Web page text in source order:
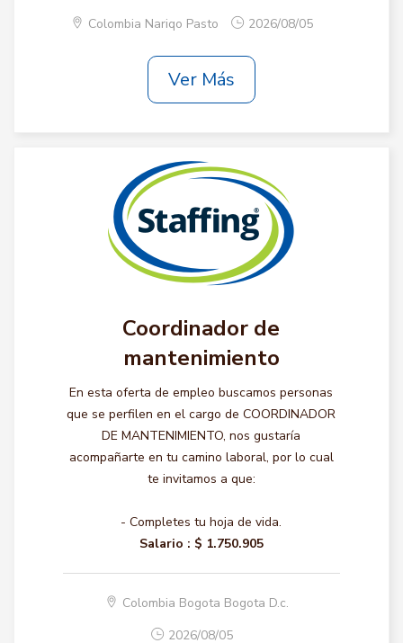
Colombia Nariqo Pasto 2026/08/05
Ver Más
Coordinador de
mantenimiento
En esta oferta de empleo buscamos personas
que se perfilen en el cargo de COORDINADOR
DE MANTENIMIENTO, nos gustaría
acompañarte en tu camino laboral, por lo cual
te invitamos a que:
- Completes tu hoja de vida.
Salario : $ 1.750.905
Colombia Bogota Bogota D.c.
2026/08/05